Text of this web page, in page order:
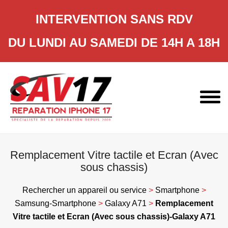
INTERVENTION SANS RDV
DU LUNDI AU SAMEDI DE 14H A 18H
content
Remplacement Vitre tactile et Ecran (Avec
sous chassis)
Rechercher un appareil ou service> Smartphone>
Samsung-Smartphone > Galaxy A71 > Remplacement
Vitre tactile et Ecran (Avec sous chassis)-Galaxy A71